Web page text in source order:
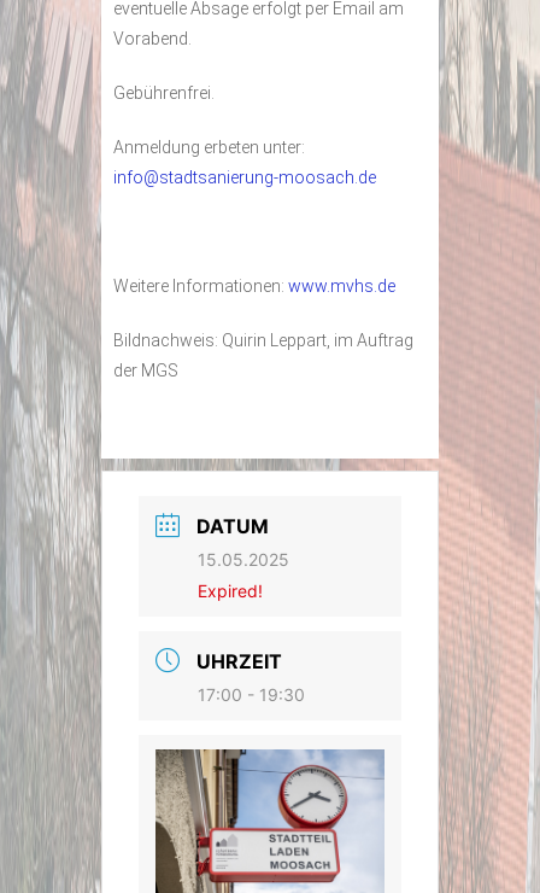
eventuelle Absage erfolgt per Email am
Vorabend.
Gebührenfrei.
Anmeldung erbeten unter:
info@stadtsanierung-moosach.de
Weitere Informationen: www.mvhs.de
Bildnachweis: Quirin Leppart, im Auftrag
der MGS
DATUM
15.05.2025
Expired!
UHRZEIT
17:00 - 19:30